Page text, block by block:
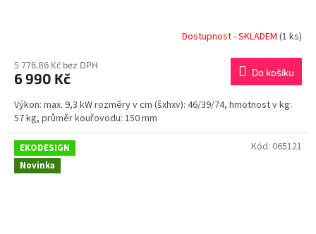
Dostupnost - SKLADEM (1 ks)
5 776,86 Kč bez DPH
6 990 Kč Do košíku
Výkon: max. 9,3 kW rozměry v cm (šxhxv): 46/39/74, hmotnost v kg:
57 kg, průměr kouřovodu: 150 mm
EKODESIGN
Novinka
Kód: 065121